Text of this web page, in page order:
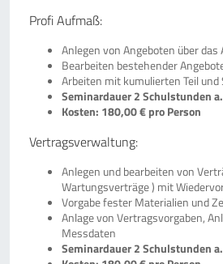
Profi Aufmaß:
Anlegen von Angeboten über das
Bearbeiten bestehender
Arbeiten mit kumulierten Teil
Seminardauer 2 Schulstunden
Kosten: 180,00 € pro Person
Vertragsverwaltung:
Anlegen und bearbeiten von
Wartungsverträge ) mit
Vorgabe fester Materialien und
Anlage von Vertragsvorgaben,
Messdaten
Seminardauer 2 Schulstunden